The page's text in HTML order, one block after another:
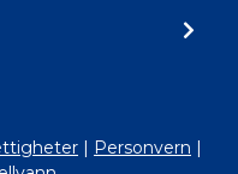
| Personvern |